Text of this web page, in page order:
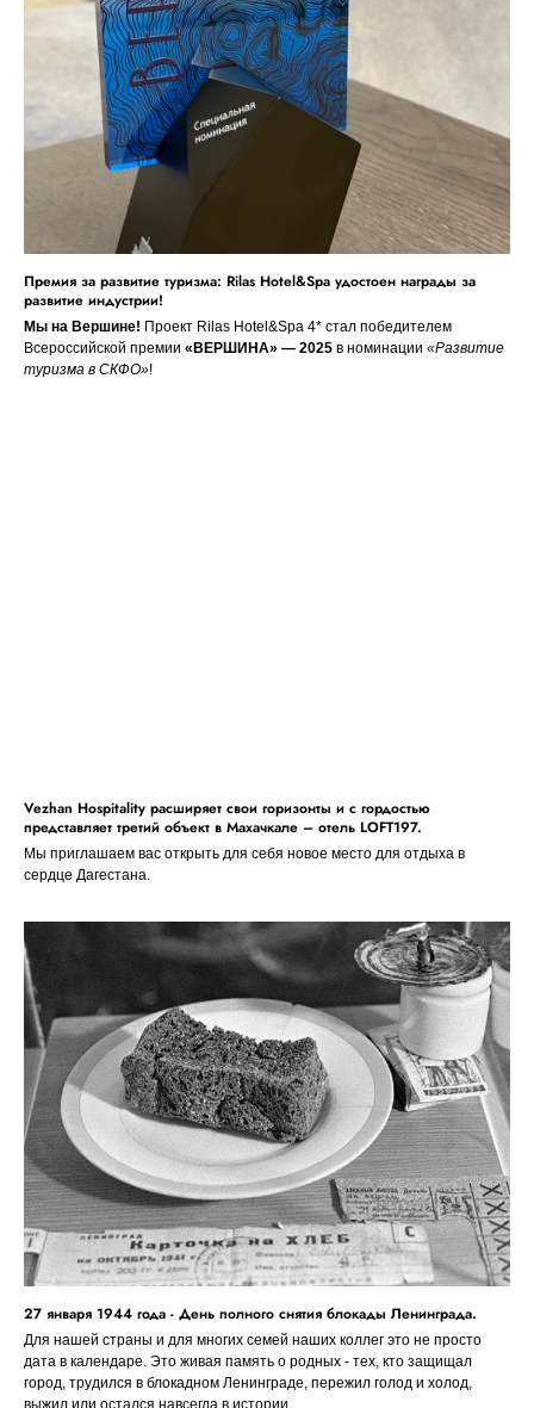
Премия за развитие туризма: Rilas Hotel&Spa удостоен награды за
развитие индустрии!
Мы на Вершине! Проект Rilas Hotel&Spa 4* стал победителем
Всероссийской премии «ВЕРШИНА» — 2025 в номинации «Развитие
туризма в СКФО»!
Vezhan Hospitality расширяет свои горизонты и с гордостью
представляет третий объект в Махачкале – отель LOFT197.
Мы приглашаем вас открыть для себя новое место для отдыха в
сердце Дагестана.
27 января 1944 года - День полного снятия блокады Ленинграда.
Для нашей страны и для многих семей наших коллег это не просто
дата в календаре. Это живая память о родных - тех, кто защищал
город, трудился в блокадном Ленинграде, пережил голод и холод,
выжил или остался навсегда в истории.